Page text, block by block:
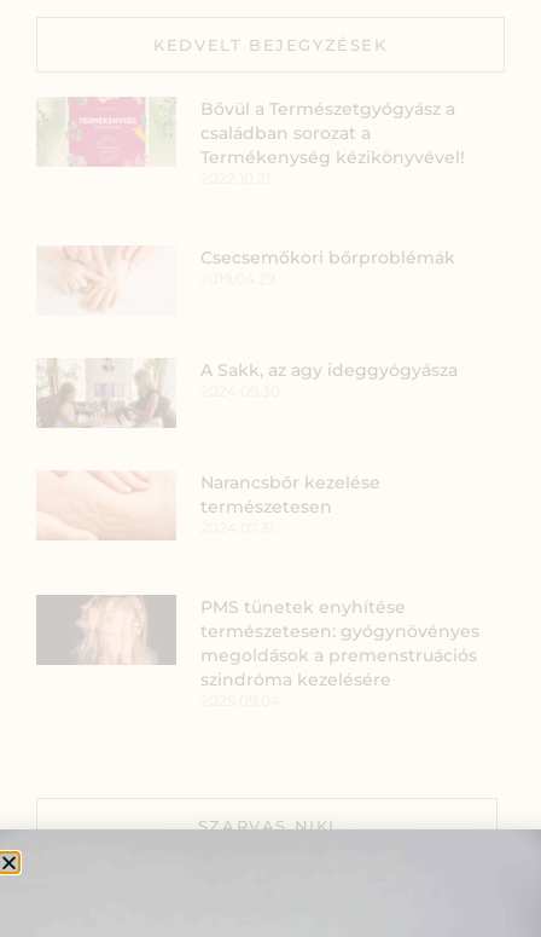
KEDVELT BEJEGYZÉSEK
Bővül a Természetgyógyász a
családban sorozat a
Termékenység kézikönyvével!
Csecsemőkori bőrproblémák
A Sakk, az agy ideggyógyásza
Narancsbőr kezelése
természetesen
PMS tünetek enyhítése
természetesen: gyógynövényes
megoldások a premenstruációs
szindróma kezelésére
SZARVAS NIKI